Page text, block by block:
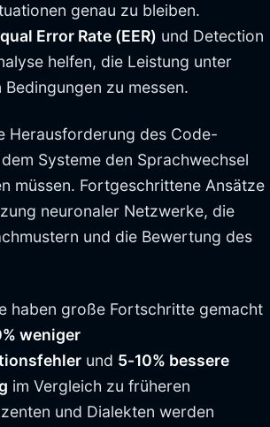
genau zu bleiben.
Error Rate (EER) und Detection
helfen, die Leistung unter
zu messen.
Herausforderung des Code-
Systeme den Sprachwechsel
müssen. Fortgeschrittene Ansätze
neuronaler Netzwerke, die
und die Bewertung des
haben große Fortschritte gemacht
weniger
und 5-10% bessere
im Vergleich zu früheren
und Dialekten werden